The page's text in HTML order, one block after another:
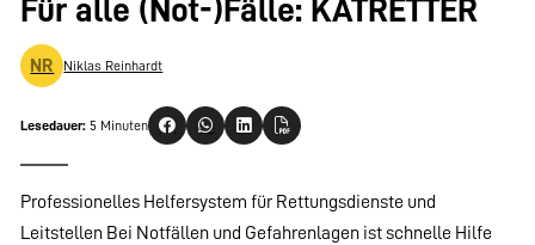
Für alle (Not-)Fälle: KATRETTER
NR Niklas Reinhardt
Lesedauer: 5 Minuten
Professionelles Helfersystem für Rettungsdienste und
Leitstellen Bei Notfällen und Gefahrenlagen ist schnelle Hilfe